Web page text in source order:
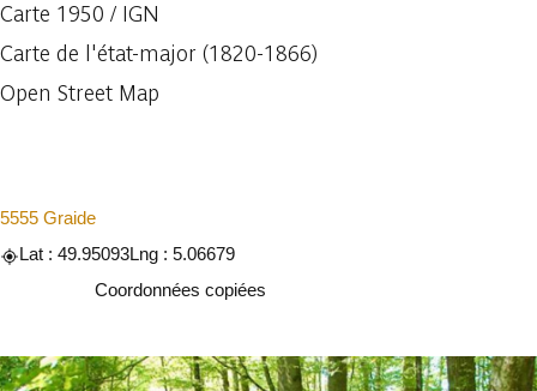
Carte 1950 / IGN
Carte de l'état-major (1820-1866)
Open Street Map
5555 Graide
Lat : 49.95093Lng : 5.06679
Coordonnées copiées